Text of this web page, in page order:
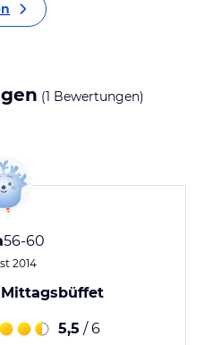
(1 Bewertungen)
56-60
2014
5,5 / 6